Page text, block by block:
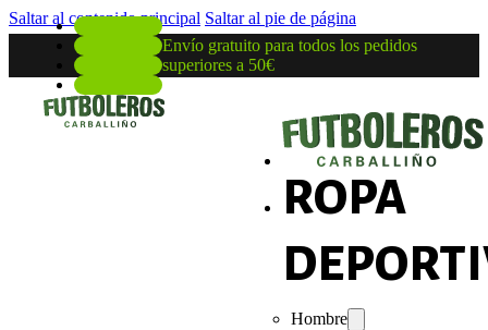
Saltar al contenido principal Saltar al pie de página
Envío gratuito para todos los pedidos
superiores a 50€
ROPA
Hombre